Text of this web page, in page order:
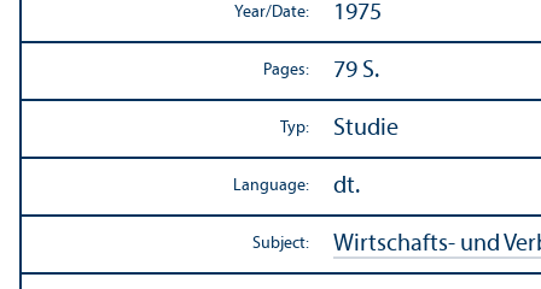
Year/Date: 1975
Pages: 79 S.
Typ: Studie
Language: dt.
Subject: Wirtschafts- und